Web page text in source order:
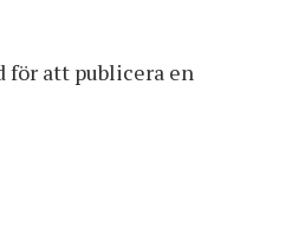
för att publicera en